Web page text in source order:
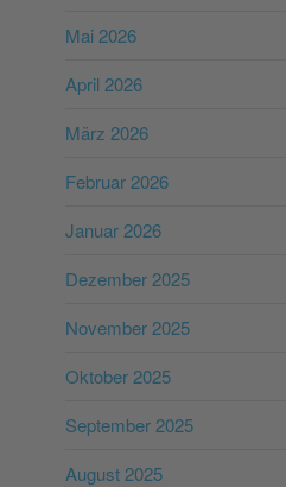
Mai 2026
April 2026
März 2026
Februar 2026
Januar 2026
Dezember 2025
November 2025
Oktober 2025
September 2025
August 2025